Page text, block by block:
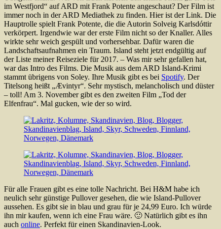
im Westfjord“ auf ARD mit Frank Potente angeschaut? Der Film ist
immer noch in der ARD Mediathek zu finden. Hier ist der Link. Die
Hauptrolle spielt Frank Potente, die die Autorin Solveig Karlsdóttir
verkörpert. Irgendwie war der erste Film nicht so der Knaller. Alles
wirkte sehr weich gespült und vorhersehbar. Dafür waren die
Landschaftsaufnahmen ein Traum. Island steht jetzt endgültig auf
der Liste meiner Reiseziele für 2017. – Was mir sehr gefallen hat,
war das Intro des Films. Die Musik aus dem ARD Island-Krimi
stammt übrigens von Soley. Ihre Musik gibt es bei Spotify. Der
Titelsong heißt „Ævintyr“. Sehr mystisch, melancholisch und düster
– toll! Am 3. November gibt es den zweiten Film „Tod der
Elfenfrau“. Mal gucken, wie der so wird.
Für alle Frauen gibt es eine tolle Nachricht. Bei H&M habe ich
neulich sehr günstige Pullover gesehen, die wie Island-Pullover
aussehen. Es gibt sie in blau und grau für je 24,99 Euro. Ich würde
ihn mir kaufen, wenn ich eine Frau wäre. 🙂 Natürlich gibt es ihn
auch online. Perfekt für einen Skandinavien-Look.